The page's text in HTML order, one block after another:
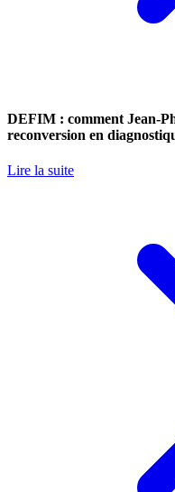
DEFIM : comment Jean-
reconversion en
Lire la suite